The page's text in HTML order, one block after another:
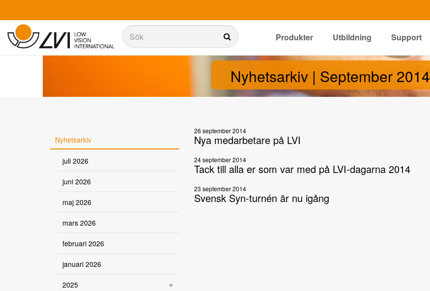
Sök
Produkter Utbildning Support
Nyhetsarkiv | September 2014
Nyhetsarkiv
juli 2026
juni 2026
maj 2026
mars 2026
februari 2026
januari 2026
2025
26 september 2014
Nya medarbetare på LVI
24 september 2014
Tack till alla er som var med på LVI-dagarna 2014
23 september 2014
Svensk Syn-turnén är nu igång